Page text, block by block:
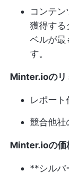
コンテ
獲得する
ベルが最
す。
Minter.ioのリ
レポート
競合他社
Minter.ioの価
**シルバ